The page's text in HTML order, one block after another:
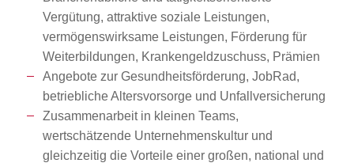
Vergütung, attraktive soziale Leistungen,
vermögenswirksame Leistungen, Förderung für
Weiterbildungen, Krankengeldzuschuss, Prämien
Angebote zur Gesundheitsförderung, JobRad,
betriebliche Altersvorsorge und Unfallversicherung
Zusammenarbeit in kleinen Teams,
wertschätzende Unternehmenskultur und
gleichzeitig die Vorteile einer großen, national und